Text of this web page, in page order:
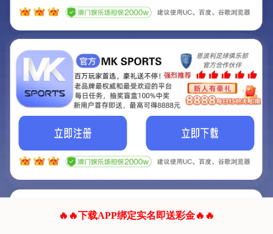
它将是非常棒的网站.
联系我们!